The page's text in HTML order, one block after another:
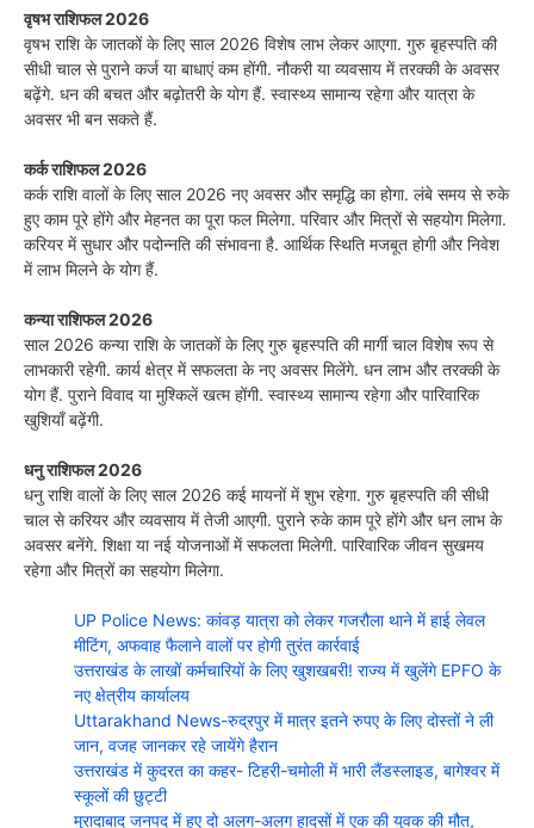
वृषभ राशिफल 2026
वृषभ राशि के जातकों के लिए साल 2026 विशेष लाभ लेकर आएगा. गुरु बृहस्पति की
सीधी चाल से पुराने कर्ज या बाधाएं कम होंगी. नौकरी या व्यवसाय में तरक्की के अवसर
बढ़ेंगे. धन की बचत और बढ़ोतरी के योग हैं. स्वास्थ्य सामान्य रहेगा और यात्रा के
अवसर भी बन सकते हैं.
कर्क राशिफल 2026
कर्क राशि वालों के लिए साल 2026 नए अवसर और समृद्धि का होगा. लंबे समय से रुके
हुए काम पूरे होंगे और मेहनत का पूरा फल मिलेगा. परिवार और मित्रों से सहयोग मिलेगा.
करियर में सुधार और पदोन्नति की संभावना है. आर्थिक स्थिति मजबूत होगी और निवेश
में लाभ मिलने के योग हैं.
कन्या राशिफल 2026
साल 2026 कन्या राशि के जातकों के लिए गुरु बृहस्पति की मार्गी चाल विशेष रूप से
लाभकारी रहेगी. कार्य क्षेत्र में सफलता के नए अवसर मिलेंगे. धन लाभ और तरक्की के
योग हैं. पुराने विवाद या मुश्किलें खत्म होंगी. स्वास्थ्य सामान्य रहेगा और पारिवारिक
खुशियाँ बढ़ेंगी.
धनु राशिफल 2026
धनु राशि वालों के लिए साल 2026 कई मायनों में शुभ रहेगा. गुरु बृहस्पति की सीधी
चाल से करियर और व्यवसाय में तेजी आएगी. पुराने रुके काम पूरे होंगे और धन लाभ के
अवसर बनेंगे. शिक्षा या नई योजनाओं में सफलता मिलेगी. पारिवारिक जीवन सुखमय
रहेगा और मित्रों का सहयोग मिलेगा.
UP Police News: कांवड़ यात्रा को लेकर गजरौला थाने में हाई लेवल
मीटिंग, अफवाह फैलाने वालों पर होगी तुरंत कार्रवाई
उत्तराखंड के लाखों कर्मचारियों के लिए खुशखबरी! राज्य में खुलेंगे EPFO के
नए क्षेत्रीय कार्यालय
Uttarakhand News-रुद्रपुर में मात्र इतने रुपए के लिए दोस्तों ने ली
जान, वजह जानकर रहे जायेंगे हैरान
उत्तराखंड में कुदरत का कहर- टिहरी-चमोली में भारी लैंडस्लाइड, बागेश्वर में
स्कूलों की छुट्टी
मुरादाबाद जनपद में हुए दो अलग-अलग हादसों में एक की युवक की मौत,